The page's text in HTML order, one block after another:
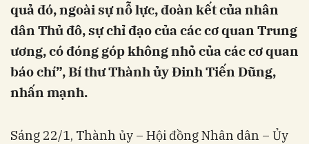
quả đó, ngoài sự nỗ lực, đoàn kết của nhân
dân Thủ đô, sự chỉ đạo của các cơ quan Trung
ương, có đóng góp không nhỏ của các cơ quan
báo chí”, Bí thư Thành ủy Đinh Tiến Dũng,
nhấn mạnh.
Sáng 22/1, Thành ủy – Hội đồng Nhân dân – Ủy